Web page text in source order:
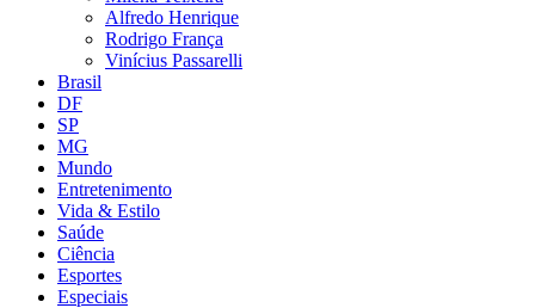
Alfredo Henrique
Rodrigo França
Vinícius Passarelli
Brasil
DF
SP
MG
Mundo
Entretenimento
Vida & Estilo
Saúde
Ciência
Esportes
Especiais